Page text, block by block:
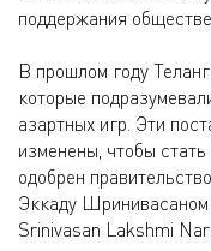
поддержания
В прошлом году
которые
азартных игр. Эти
изменены, чтобы
одобрен
Эккаду
Srinivasan Lakshmi